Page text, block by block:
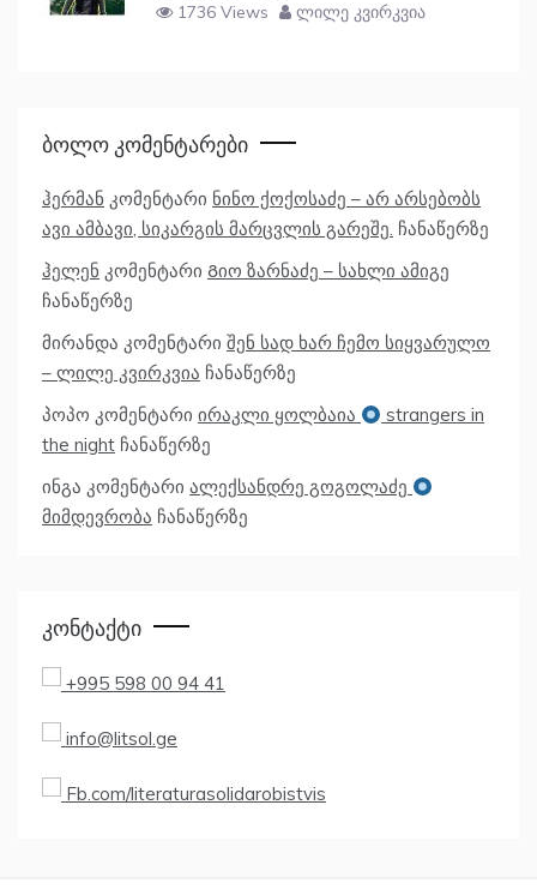
1736 Views ლილე კვირკვია
Ბოლო Კომენტარები
ჰერმან კომენტარი ნინო ქოქოსაძე – არ არსებობს
ავი ამბავი, სიკარგის მარცვლის გარეშე. ჩანაწერზე
ჰელენ კომენტარი Გიო ზარნაძე – სახლი ამიგე
ჩანაწერზე
მირანდა კომენტარი შენ სად ხარ ჩემო სიყვარულო
– ლილე კვირკვია ჩანაწერზე
პოპო კომენტარი ირაკლი ყოლბაია
strangers in
the night ჩანაწერზე
ინგა კომენტარი ალექსანდრე გოგოლაძე
მიმდევრობა ჩანაწერზე
Კონტაქტი
+995 598 00 94 41
info@litsol.ge
Fb.com/literaturasolidarobistvis